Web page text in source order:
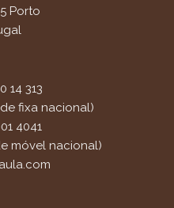
Porto
14 313
fixa nacional)
4041
móvel nacional)